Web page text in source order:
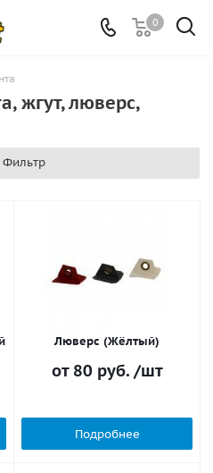
0
жгут, люверс,
Фильтр
Люверс (Жёлтый)
от 80 руб. /шт
Подробнее